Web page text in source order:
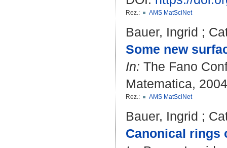
Rez.: AMS MatSciNet
Bauer, Ingrid ;
Some new
In: The Fano
Matematica,
Rez.: AMS MatSciNet
Bauer, Ingrid ;
Canonical rings